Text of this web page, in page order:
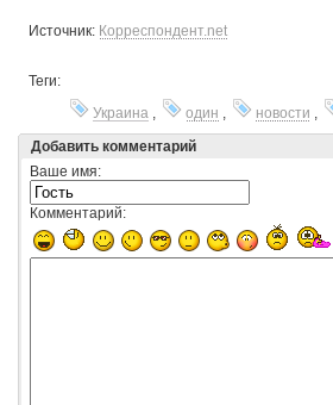
Источник: Корреспондент.net
Теги:
Украина , один , новости ,
Добавить комментарий
Ваше имя:
Комментарий: